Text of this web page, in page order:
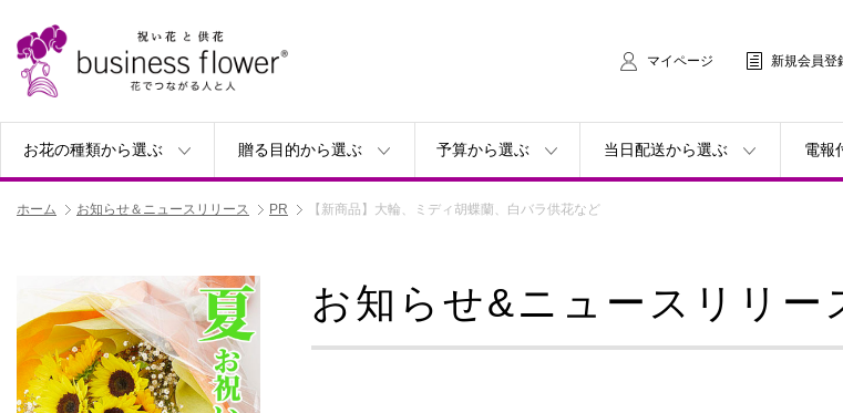
マイページ 新規会員登
お花の種類から選ぶ 贈る目的から選ぶ 予算から選ぶ 当日配送から選ぶ 電報
ホーム お知らせ＆ニュースリリース PR 【新商品】大輪、ミディ胡蝶蘭、白バラ供花など
お知らせ&ニュースリリー